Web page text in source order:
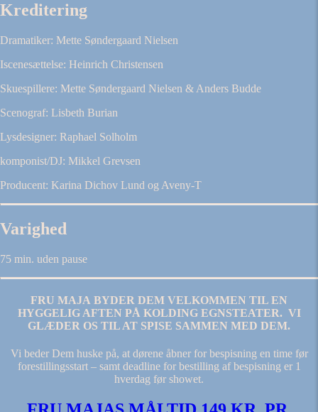
Kreditering
Dramatiker: Mette Søndergaard Nielsen
Iscenesættelse: Heinrich Christensen
Skuespillere: Mette Søndergaard Nielsen & Anders Budde
Scenograf: Lisbeth Burian
Lysdesigner: Raphael Solholm
komponist/DJ: Mikkel Grevsen
Producent: Karina Dichov Lund og Aveny-T
Varighed
75 min. uden pause
FRU MAJA BYDER DEM VELKOMMEN TIL EN
HYGGELIG AFTEN PÅ KOLDING EGNSTEATER. VI
GLÆDER OS TIL AT SPISE SAMMEN MED DEM.
Vi beder Dem huske på, at dørene åbner for bespisning en time før
forestillingsstart – samt deadline for bestilling af bespisning er 1
hverdag før showet.